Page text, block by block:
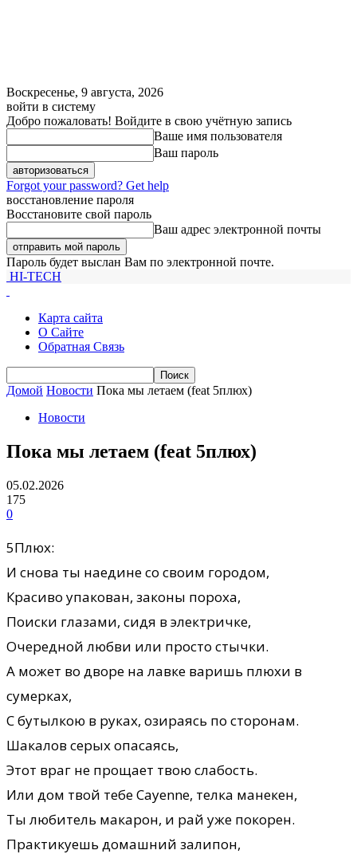
Воскресенье, 9 августа, 2026
войти в систему
Добро пожаловать! Войдите в свою учётную запись
Ваше имя пользователя
Ваш пароль
Forgot your password? Get help
восстановление пароля
Восстановите свой пароль
Ваш адрес электронной почты
Пароль будет выслан Вам по электронной почте.
HI-TECH
Карта сайта
О Сайте
Обратная Связь
Домой Новости Пока мы летаем (feat 5плюх)
Новости
Пока мы летаем (feat 5плюх)
05.02.2026
175
0
5Плюх:
И снова ты наедине со своим городом,
Красиво упакован, законы пороха,
Поиски глазами, сидя в электричке,
Очередной любви или просто стычки.
А может во дворе на лавке варишь плюхи в
сумерках,
С бутылкою в руках, озираясь по сторонам.
Шакалов серых опасаясь,
Этот враг не прощает твою слабость.
Или дом твой тебе Cayenne, телка манекен,
Ты любитель макарон, и рай уже покорен.
Практикуешь домашний залипон,